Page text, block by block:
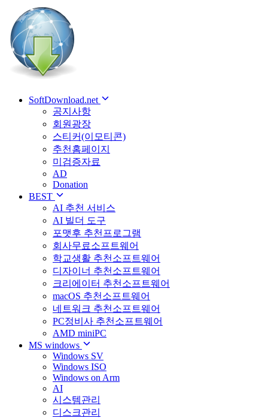
SoftDownload.net
공지사항
회원광장
스티커(이모티콘)
추천홈페이지
미검증자료
AD
Donation
BEST
AI 추천 서비스
AI 빌더 도구
포맷후 추천프로그램
회사무료소프트웨어
학교생활 추천소프트웨어
디자이너 추천소프트웨어
크리에이터 추천소프트웨어
macOS 추천소프트웨어
네트워크 추천소프트웨어
PC정비사 추천소프트웨어
AMD miniPC
MS windows
Windows SV
Windows ISO
Windows on Arm
AI
시스템관리
디스크관리